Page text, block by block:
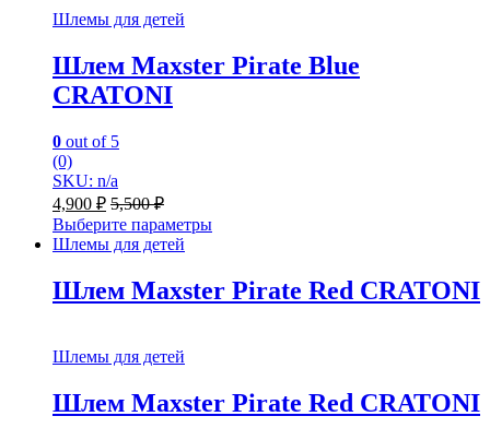
Шлемы для детей
Шлем Maxster Pirate Blue
CRATONI
0 out of 5
(0)
SKU: n/a
4,900 ₽ 5,500₽
Выберите параметры
Шлемы для детей
Шлем Maxster Pirate Red CRATONI
Шлемы для детей
Шлем Maxster Pirate Red CRATONI